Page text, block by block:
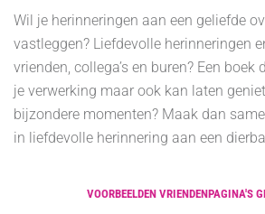
Wil je herinneringen aan een geliefde
vastleggen? Liefdevolle herinneringen
vrienden, collega’s en buren? Een
je verwerking maar ook kan laten
bijzondere momenten? Maak dan
in liefdevolle herinnering aan een
VOORBEELDEN VRIENDENPAGINA'S